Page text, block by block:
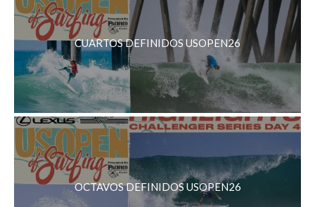
CUARTOS DEFINIDOS USOPEN26
OCTAVOS DEFINIDOS USOPEN26